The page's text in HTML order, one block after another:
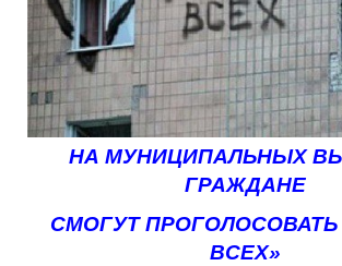
НА МУНИЦИПАЛЬНЫХ
ГРАЖДАНЕ
СМОГУТ ПРОГОЛОСОВАТЬ
ВСЕХ»